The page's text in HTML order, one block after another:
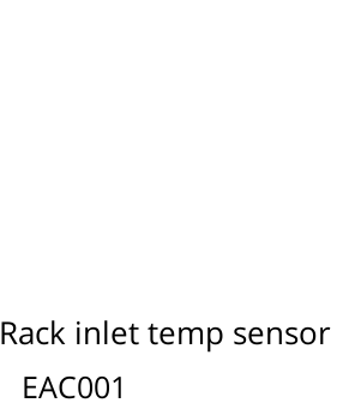
Rack inlet temp sensor
EAC001